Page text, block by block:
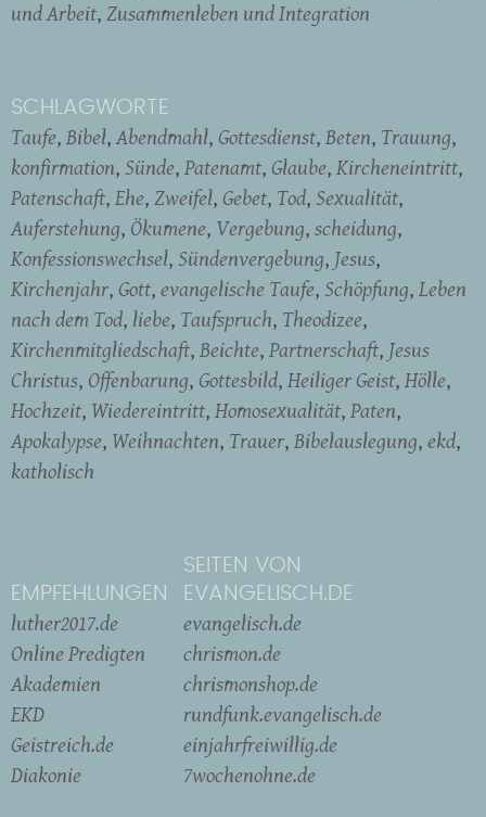
und Arbeit Zusammenleben und Integration
SCHLAGWORTE
Taufe Bibel Abendmahl Gottesdienst Beten Trauung
konfirmation Sünde Patenamt Glaube Kircheneintritt
Patenschaft Ehe Zweifel Gebet Tod Sexualität
Auferstehung Ökumene Vergebung scheidung
Konfessionswechsel Sündenvergebung Jesus
Kirchenjahr Gott evangelische Taufe Schöpfung Leben
nach dem Tod liebe Taufspruch Theodizee
Kirchenmitgliedschaft Beichte Partnerschaft Jesus
Christus Offenbarung Gottesbild Heiliger Geist Hölle
Hochzeit Wiedereintritt Homosexualität Paten
Apokalypse Weihnachten Trauer Bibelauslegung ekd
katholisch
EMPFEHLUNGEN
luther2017.de
Online Predigten
Akademien
EKD
Geistreich.de
Diakonie
SEITEN VON
EVANGELISCH.DE
evangelisch.de
chrismon.de
chrismonshop.de
rundfunk.evangelisch.de
einjahrfreiwillig.de
7wochenohne.de